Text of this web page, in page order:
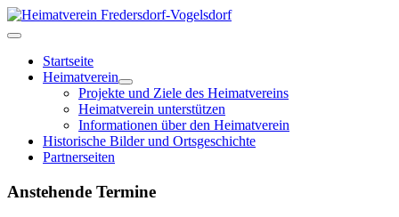
Startseite
Heimatverein
Projekte und Ziele des Heimatvereins
Heimatverein unterstützen
Informationen über den Heimatverein
Historische Bilder und Ortsgeschichte
Partnerseiten
Anstehende Termine